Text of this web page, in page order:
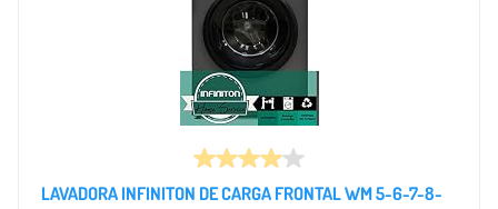
LAVADORA INFINITON DE CARGA FRONTAL WM 5-6-7-8-